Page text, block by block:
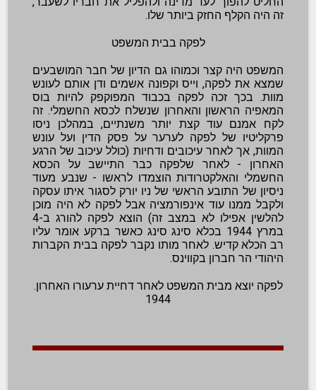
זה היה הקלף החזק ביותר שלו.
לפקה בבית המשפט
המשפט היה קצר וכמוהו גם הדיון של חבר המושבעים
שמצא את לפקה, וייס וקפונה אשמים ודן אותם לעונש
מוות. בכך זכה לפקה בכבוד המפוקפק להיות בוס
המאפיה הראשון והאחרון שנשלח לכסא החשמלי. זה
לקח אמנם עוד קצת יותר משנתיים, במהלכן ניסו
פרקליטיו של לפקה לערער על פסק הדין ועל עונש
המוות, אך לאחר עיכובים ודחיות (כולל עיכוב של הרגע
האחרון - לאחר שלפקה כבר התיישב על הכסא
החשמלי והאלקטרודות הוצמדו לראשו - שנבע מעוד
ניסיון של התובע הראשי של ניו יורק לסגור איתו עסקה
ולקבל ממנו עוד אינפורמציה אבל לפקה לא היה מוכן
להלשין אפילו לא במצב זה) הוצא לפקה להורג ב-4
במרץ 1944 בכלא סינג סינג כאשר ברקע אומר עליו
רב הכלא קדיש. לאחר מותו נקבר לפקה בבית הקברות
היהודי הר חברון בקווינס.
לפקה יוצא מבית המשפט לאחר דחיית ערעורו האחרון.
1944